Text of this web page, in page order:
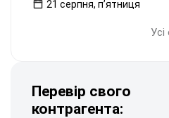
21 серпня, пʼятниця
Усі
Перевір свого
контрагента: